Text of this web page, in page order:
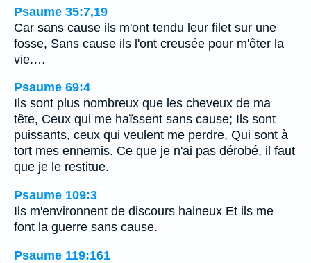
Psaume 35:7,19
Car sans cause ils m'ont tendu leur filet sur une
fosse, Sans cause ils l'ont creusée pour m'ôter la
vie.…
Psaume 69:4
Ils sont plus nombreux que les cheveux de ma
tête, Ceux qui me haïssent sans cause; Ils sont
puissants, ceux qui veulent me perdre, Qui sont à
tort mes ennemis. Ce que je n'ai pas dérobé, il faut
que je le restitue.
Psaume 109:3
Ils m'environnent de discours haineux Et ils me
font la guerre sans cause.
Psaume 119:161